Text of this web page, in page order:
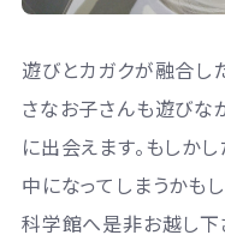
遊びとカガクが融合し
さなお子さんも遊びな
に出会えます。もしか
中になってしまうかも
科学館へ是非お越し下